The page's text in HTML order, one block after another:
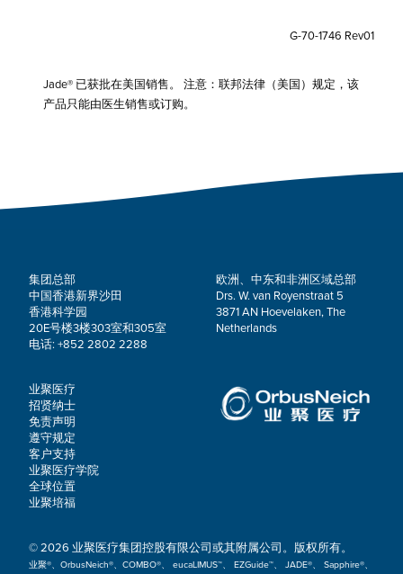
G-70-1746 Rev01
Jade® 已获批在美国销售。 注意：联邦法律（美国）规定，该
产品只能由医生销售或订购。
集团总部
中国香港新界沙田
香港科学园
20E号楼3楼303室和305室
电话: +852 2802 2288
欧洲、中东和非洲区域总部
Drs. W. van Royenstraat 5
3871 AN Hoevelaken, The
Netherlands
业聚医疗
招贤纳士
免责声明
遵守规定
客户支持
业聚医疗学院
全球位置
业聚培福
© 2026 业聚医疗集团控股有限公司或其附属公司。版权所有。
业聚®、OrbusNeich®、COMBO®、 eucaLIMUS™、 EZGuide™、 JADE®、 Sapphire®、